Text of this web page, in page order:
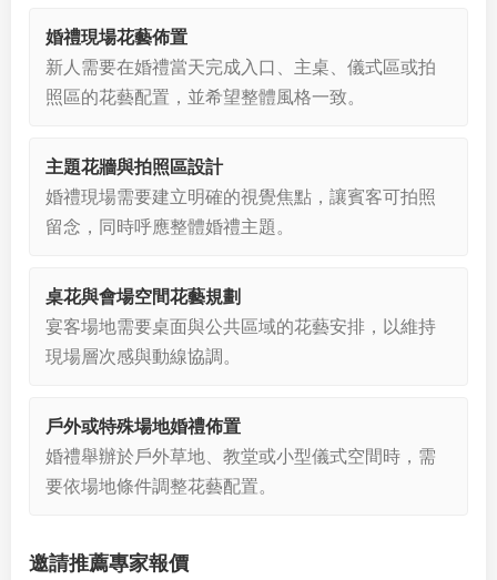
婚禮現場花藝佈置
新人需要在婚禮當天完成入口、主桌、儀式區或拍
照區的花藝配置，並希望整體風格一致。
主題花牆與拍照區設計
婚禮現場需要建立明確的視覺焦點，讓賓客可拍照
留念，同時呼應整體婚禮主題。
桌花與會場空間花藝規劃
宴客場地需要桌面與公共區域的花藝安排，以維持
現場層次感與動線協調。
戶外或特殊場地婚禮佈置
婚禮舉辦於戶外草地、教堂或小型儀式空間時，需
要依場地條件調整花藝配置。
邀請推薦專家報價